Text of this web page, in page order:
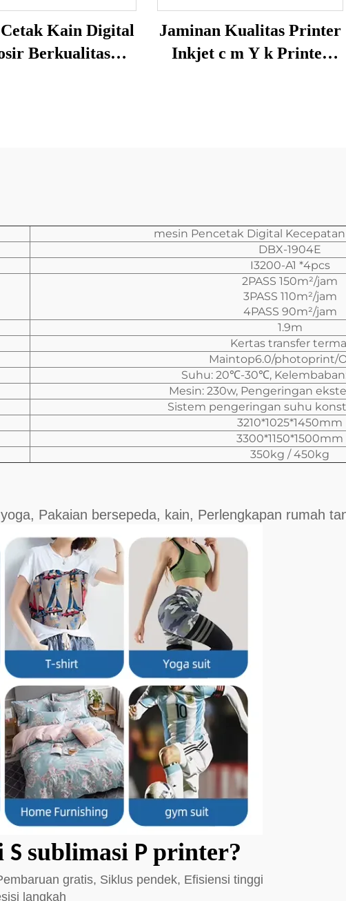
Kain Digital
Berkualitas
Jaminan Kualitas Printer
Inkjet c m Y k Printer
mesin Pencetak Digital
DBX-1904E
I3200-A1 *4pcs
2PASS 150m²/jam
3PASS 110m²/jam
4PASS 90m²/jam
1.9m
Kertas transfer
Maintop6.0/photoprint/
Suhu: 20℃-30℃, Kelembaban:
Mesin: 230w, Pengeringan
Sistem pengeringan suhu
3210*1025*1450mm
3300*1150*1500mm
350kg / 450kg
Pakaian bersepeda, kain, Perlengkapan rumah
S sublimasi P printer?
gratis, Siklus pendek, Efisiensi tinggi
langkah